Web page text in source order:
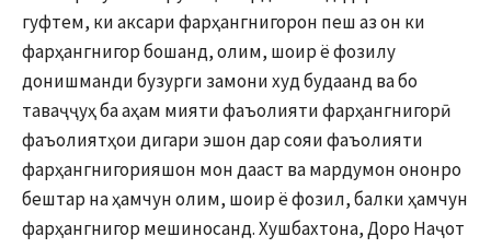
гуфтем, ки аксари фарҳангнигорон пеш аз он ки
фарҳангнигор бошанд, олим, шоир ё фозилу
донишманди бузурги замони худ будаанд ва бо
таваҷҷуҳ ба аҳам мияти фаъолияти фарҳангнигорӣ
фаъолиятҳои дигари эшон дар сояи фаъолияти
фарҳангнигорияшон мон дааст ва мардумон ононро
бештар на ҳамчун олим, шоир ё фозил, балки ҳамчун
фарҳангнигор мешиносанд. Хушбахтона, Доро Наҷот